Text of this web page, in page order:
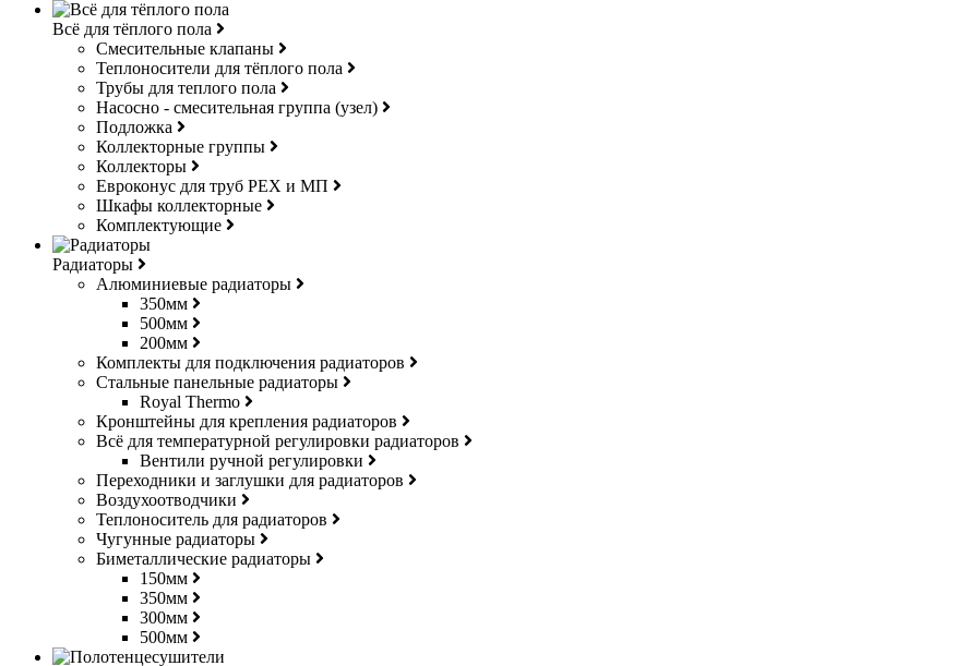
Всё для тёплого пола
Смесительные клапаны
Теплоносители для тёплого пола
Трубы для теплого пола
Насосно - смесительная группа (узел)
Подложка
Коллекторные группы
Коллекторы
Евроконус для труб РЕХ и МП
Шкафы коллекторные
Комплектующие
Радиаторы
Алюминиевые радиаторы
350мм
500мм
200мм
Комплекты для подключения радиаторов
Стальные панельные радиаторы
Royal Thermo
Кронштейны для крепления радиаторов
Всё для температурной регулировки радиаторов
Вентили ручной регулировки
Переходники и заглушки для радиаторов
Воздухоотводчики
Теплоноситель для радиаторов
Чугунные радиаторы
Биметаллические радиаторы
150мм
350мм
300мм
500мм